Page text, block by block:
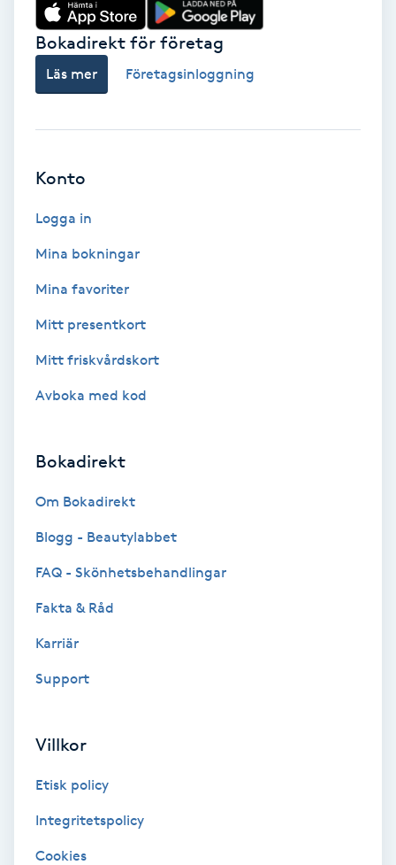
Fransförlängning Megavolym
Fransförlängning Volym
Frekvensterapi
Friskvård
Frisör
Färgning
Föning
Gel naglar
Gravidmassage
Gravidyoga
Bokadirekt för företag
Läs mer Företagsinloggning
Konto
Logga in
Mina bokningar
Mina favoriter
Mitt presentkort
Mitt friskvårdskort
Avboka med kod
Bokadirekt
Om Bokadirekt
Blogg - Beautylabbet
FAQ - Skönhetsbehandlingar
Fakta & Råd
Karriär
Support
Villkor
Etisk policy
Integritetspolicy
Cookies